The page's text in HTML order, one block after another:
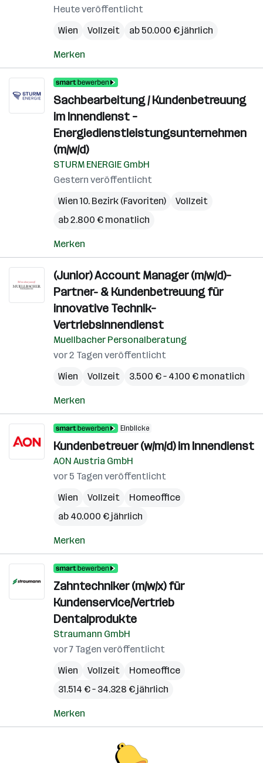
Heute veröffentlicht
Wien
Vollzeit ab 50.000 € jährlich
Merken
Sachbearbeitung / Kundenbetreuung
im Innendienst –
Energiedienstleistungsunternehmen
(m/w/d)
STURM ENERGIE GmbH
Gestern veröffentlicht
Wien 10. Bezirk (Favoriten)
Vollzeit
ab 2.800 € monatlich
Merken
(Junior) Account Manager (m/w/d)–
Partner- & Kundenbetreuung für
innovative Technik–
Vertriebsinnendienst
Muellbacher Personalberatung
vor 2 Tagen veröffentlicht
Wien
Vollzeit 3.500 € – 4.100 € monatlich
Merken
Einblicke
Kundenbetreuer (w/m/d) im Innendienst
AON Austria GmbH
vor 5 Tagen veröffentlicht
Wien
Vollzeit
Homeoffice
ab 40.000 € jährlich
Merken
Zahntechniker (m/w/x) für
Kundenservice/Vertrieb
Dentalprodukte
Straumann GmbH
vor 7 Tagen veröffentlicht
Wien
Vollzeit
Homeoffice
31.514 € – 34.328 € jährlich
Merken